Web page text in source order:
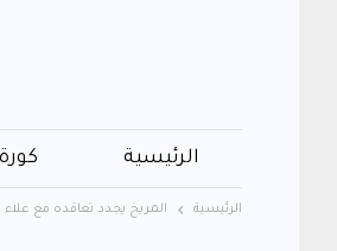
الرئيسية
الرئيسية المريخ يجدد تعاقده مع